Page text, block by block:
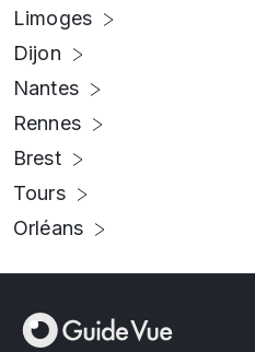
Limoges
Dijon
Nantes
Rennes
Brest
Tours
Orléans